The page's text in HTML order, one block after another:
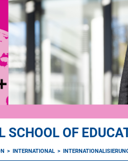
SCHOOL OF
INTERNATIONAL